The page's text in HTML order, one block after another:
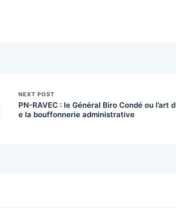
NEXT POST
PN-RAVEC : le Général Biro Condé ou l’art d
e la bouffonnerie administrative